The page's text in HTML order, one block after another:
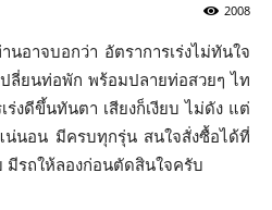
2008
อาจบอกว่า อัตราการเร่งไม่ทันใจ
ปลี่ยนท่อพัก พร้อมปลายท่อสวยๆ ไท
ร่งดีขึ้นทันตา เสียงก็เงียบ ไม่ดัง แต่
น่นอน มีครบทุกรุ่น สนใจสั่งซื้อได้ที่
มีรถให้ลองก่อนตัดสินใจครับ